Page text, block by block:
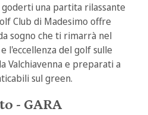
una partita rilassante
Club di Madesimo offre
sogno che ti rimarrà nel
l'eccellenza del golf sulle
Valchiavenna e preparati a
sul green.
- GARA